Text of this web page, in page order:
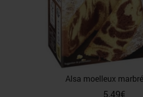
Alsa moelleux
5,49€